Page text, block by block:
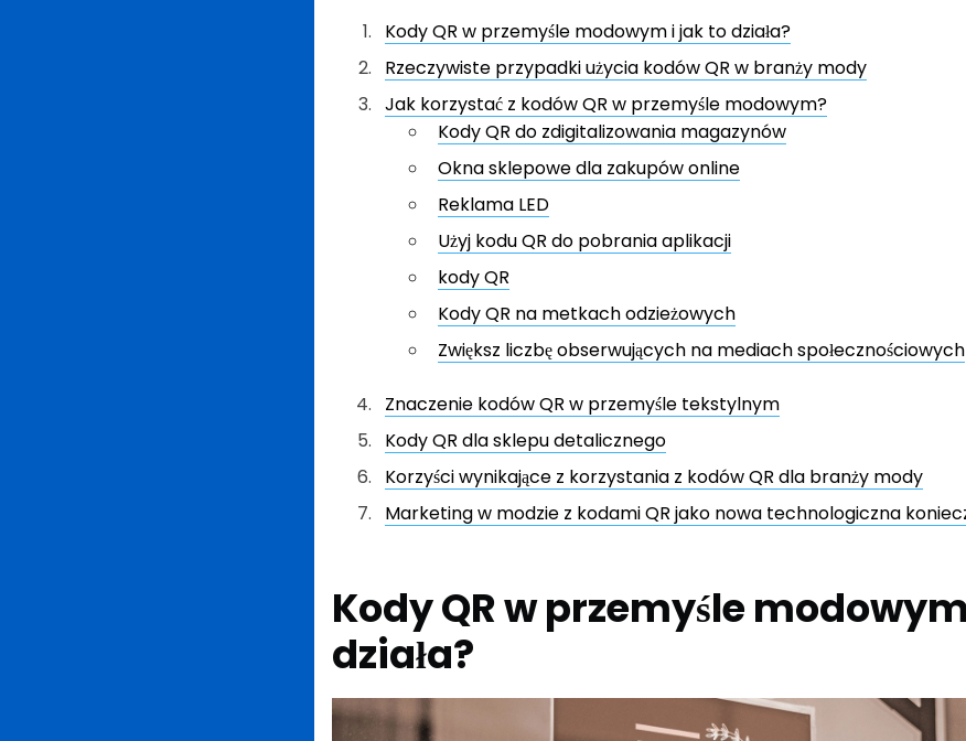
Kody QR w przemyśle modowym i jak to działa?
Rzeczywiste przypadki użycia kodów QR w branży mody
Jak korzystać z kodów QR w przemyśle modowym?
Kody QR do zdigitalizowania magazynów
Okna sklepowe dla zakupów online
Reklama LED
Użyj kodu QR do pobrania aplikacji
kody QR
Kody QR na metkach odzieżowych
Zwiększ liczbę obserwujących na mediach społecznościowych
Znaczenie kodów QR w przemyśle tekstylnym
Kody QR dla sklepu detalicznego
Korzyści wynikające z korzystania z kodów QR dla branży mody
Marketing w modzie z kodami QR jako nowa technologiczna
Kody QR w przemyśle
działa?